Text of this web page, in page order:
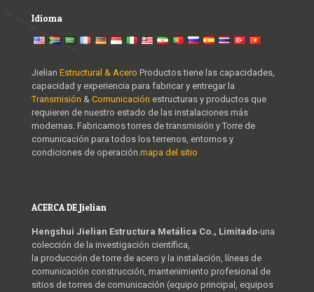
Idioma
Jielian Estructural & Acero Productos tiene las capacidades,
capacidad y experiencia para fabricar y entregar la
Transmisión & Comunicación estructuras y productos que
requieren de nuestro estado de las instalaciones más
modernas. Fabricamos torres de transmisión y Torre de
comunicación para todos los terrenos, entornos y
condiciones de operación.mapa del sitio
ACERCA DE Jielian
Hengshui Jielian Estructura Metálica Co., Limitado-una
colección de la investigación científica,
la producción de torre de acero y la instalación, líneas de
comunicación construcción, mantenimiento profesional de
sitios de torres de comunicación (equipo principal, equipos